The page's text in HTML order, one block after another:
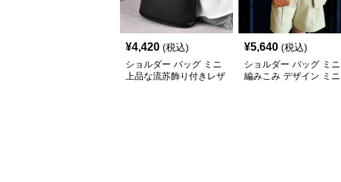
¥4,420 (税込)
ショルダー バッグ ミニ
上品な流苏飾り付きレザ
¥5,640 (税込)
ショルダー バッグ ミニ
編みこみ デザイン ミニ